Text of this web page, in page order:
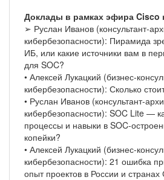
Доклады в рамках эфира Cisco
➢ Руслан Иванов (консультант-
кибербезопасности): Пирамида
ИБ, или какие источники вам в
для SOC?
• Алексей Лукацкий (бизнес-
кибербезопасности): Сколько
• Руслан Иванов (консультант-
кибербезопасности): SOC Lite —
процессы и навыки в SOC-
копейки?
• Алексей Лукацкий (бизнес-
кибербезопасности): 21 ошибка
опыт проектов в России и